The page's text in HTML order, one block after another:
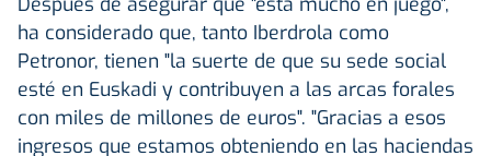
ha considerado que, tanto Iberdrola como
Petronor, tienen "la suerte de que su sede social
esté en Euskadi y contribuyen a las arcas forales
con miles de millones de euros". "Gracias a esos
ingresos que estamos obteniendo en las haciendas